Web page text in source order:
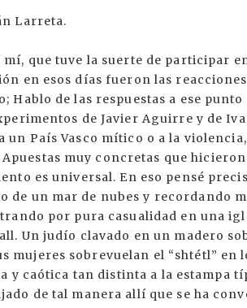
Larreta.
mí, que tuve la suerte de participar
en esos días fueron las
Hablo de las respuestas a ese
de Javier Aguirre y de
un País Vasco mítico o a la
muy concretas que
es universal. En eso pensé
de un mar de nubes y recordando
por pura casualidad en una
Un judío clavado en un madero
mujeres sobrevuelan el “shtétl” en
y caótica tan distinta a la estampa
de tal manera allí que se ha